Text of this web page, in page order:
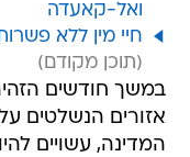
ואל-קאעדה
חיי מין ללא
במשך חודשים
אזורים הנשלטים
המדינה, עשויים